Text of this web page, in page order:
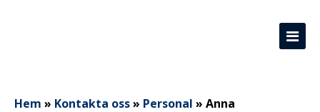
Hem » Kontakta oss» Personal » Anna